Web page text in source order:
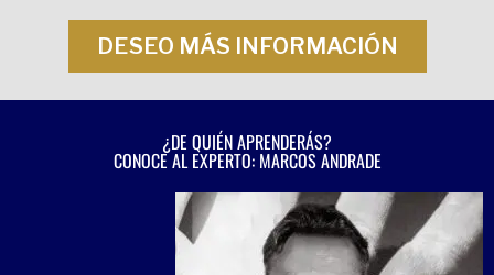
DESEO MÁS INFORMACIÓN
¿DE QUIÉN APRENDERÁS?
CONOCE AL EXPERTO: MARCOS ANDRADE